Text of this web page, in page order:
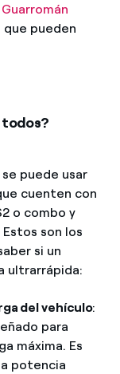
que pueden
todos?
puede usar
cuenten con
o combo y
son los
si un
ultrarrápida:
del vehículo:
para
máxima. Es
potencia